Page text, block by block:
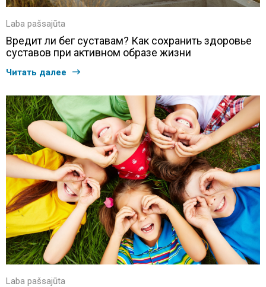
Laba pašsajūta
Вредит ли бег суставам? Как сохранить здоровье
суставов при активном образе жизни
Читать далее
Laba pašsajūta